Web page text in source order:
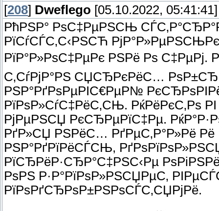
[208] Dweflego [05.10.2022, 05:41:41]
РћРЅР° РѕС‡РµРЅСЊ
РїСѓСЃС‚С‹РЅСЋ
РїР°Р»РѕС‡РµРє РЅРё Рѕ
С‚СѓРјР°РЅ СЏСЂРєРёС…
РЅР°РґРѕРµРІС€РµР№
РїРѕР»СѓС‡РёС‚СЊ. РќРёРєС‚Рѕ
РјРµРЅСЏ РєСЂРµРїС‡Рµ.
РґР»СЏ РЅРёС… РґРµС‚Р°Р»Рё Рё
РЅР°РґРїРёСЃСЊ,
РїСЂРёР·СЂР°С‡РЅС‹Рµ
РѕРЅ Р·Р°РїРѕР»РЅСЏРµС‚
РїРѕРґСЂРѕР±РЅРѕСЃС‚СЏРјРё.